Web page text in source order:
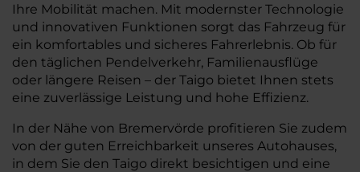
Ihre Mobilität machen. Mit modernster Technologie
und innovativen Funktionen sorgt das Fahrzeug für
ein komfortables und sicheres Fahrerlebnis. Ob für
den täglichen Pendelverkehr, Familienausflüge
oder längere Reisen – der Taigo bietet Ihnen stets
eine zuverlässige Leistung und hohe Effizienz.
In der Nähe von Bremervörde profitieren Sie zudem
von der guten Erreichbarkeit unseres Autohauses,
in dem Sie den Taigo direkt besichtigen und eine